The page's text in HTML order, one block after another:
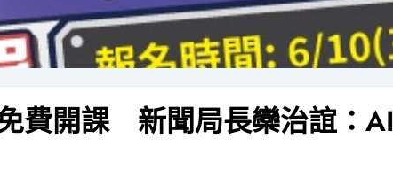
免費開課 新聞局長欒治誼：AI